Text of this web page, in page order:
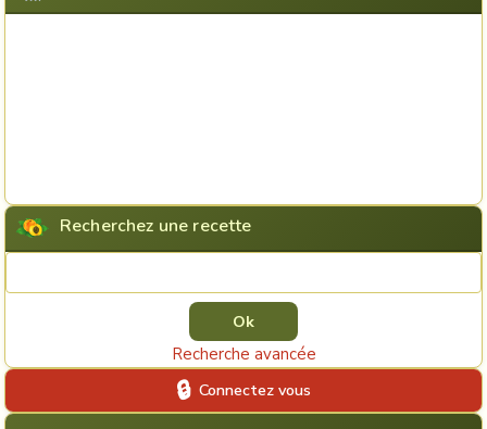
Recherchez une recette
Recherche avancée
Connectez vous